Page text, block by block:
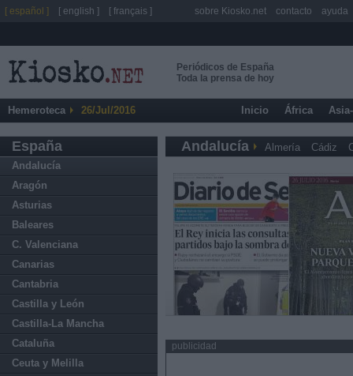
Periódicos de España
Toda la prensa de hoy
Hemeroteca 26/Jul/2016 Inicio África
España
Andalucía
Aragón
Asturias
Baleares
C. Valenciana
Canarias
Cantabria
Castilla y León
Castilla-La Mancha
Cataluña
Ceuta y Melilla
Andalucía Almería Cádiz
publicidad
[ español ] [ english ] [ français ] sobre Kiosko.net contacto ayuda